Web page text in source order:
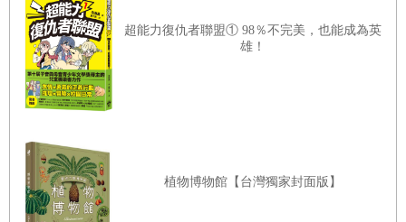
超能力復仇者聯盟① 98％不完美，也能成為英
雄！
植物博物館【台灣獨家封面版】